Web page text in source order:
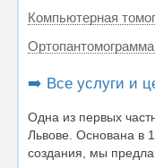
Компьютерная
➡️ Все услуги и
Одна из первых
Львове. Основана в
создания, мы